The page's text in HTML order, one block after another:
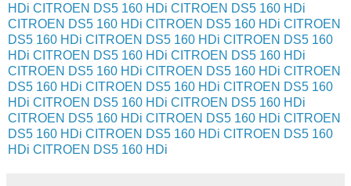
HDi CITROEN DS5 160 HDi CITROEN DS5 160 HDi
CITROEN DS5 160 HDi CITROEN DS5 160 HDi CITROEN
DS5 160 HDi CITROEN DS5 160 HDi CITROEN DS5 160
HDi CITROEN DS5 160 HDi CITROEN DS5 160 HDi
CITROEN DS5 160 HDi CITROEN DS5 160 HDi CITROEN
DS5 160 HDi CITROEN DS5 160 HDi CITROEN DS5 160
HDi CITROEN DS5 160 HDi CITROEN DS5 160 HDi
CITROEN DS5 160 HDi CITROEN DS5 160 HDi CITROEN
DS5 160 HDi CITROEN DS5 160 HDi CITROEN DS5 160
HDi CITROEN DS5 160 HDi